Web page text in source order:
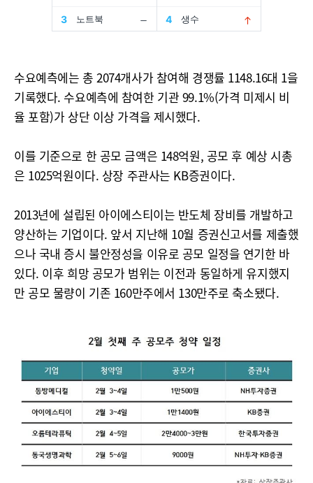
수요예측에는 총 2074개사가 참여해 경쟁률 1148.16대 1을
기록했다. 수요예측에 참여한 기관 99.1%(가격 미제시 비
율 포함)가 상단 이상 가격을 제시했다.
이를 기준으로 한 공모 금액은 148억원, 공모 후 예상 시총
은 1025억원이다. 상장 주관사는 KB증권이다.
2013년에 설립된 아이에스티이는 반도체 장비를 개발하고
양산하는 기업이다. 앞서 지난해 10월 증권신고서를 제출했
으나 국내 증시 불안정성을 이유로 공모 일정을 연기한 바
있다. 이후 희망 공모가 범위는 이전과 동일하게 유지했지
만 공모 물량이 기존 160만주에서 130만주로 축소됐다.